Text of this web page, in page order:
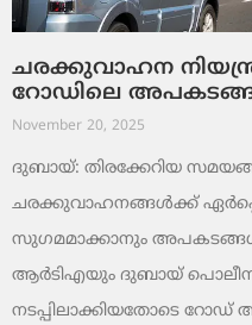
ചരക്കുവാഹന
റോഡിലെ
November 20, 2025
ദുബായ്: തിരക്കേറിയ
ചരക്കുവാഹനങ്ങൾക്ക്
സുഗമമാക്കാനും
ആർടിഎയും ദുബായ്
നടപ്പിലാക്കിയതോടെ